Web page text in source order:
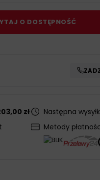
O DOSTĘPNOŚĆ
zł
Następna
Metody